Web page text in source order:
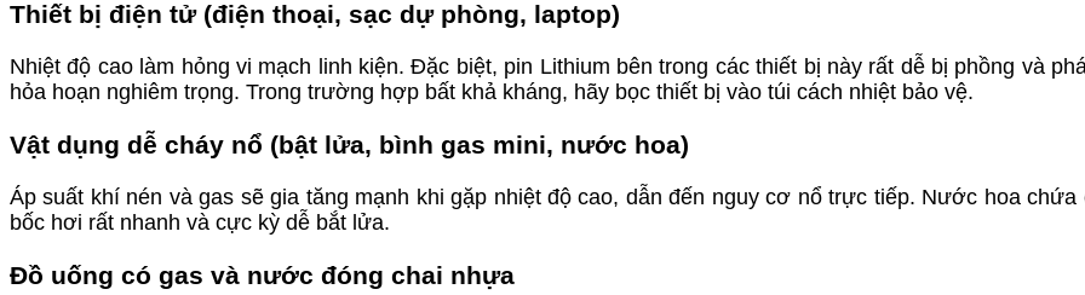
Thiết bị điện tử (điện thoại, sạc dự phòng, laptop)
Nhiệt độ cao làm hỏng vi mạch linh kiện. Đặc biệt, pin Lithium bên trong các thiết bị này rất dễ bị phồng và
hỏa hoạn nghiêm trọng. Trong trường hợp bất khả kháng, hãy bọc thiết bị vào túi cách nhiệt bảo vệ.
Vật dụng dễ cháy nổ (bật lửa, bình gas mini, nước hoa)
Áp suất khí nén và gas sẽ gia tăng mạnh khi gặp nhiệt độ cao, dẫn đến nguy cơ nổ trực tiếp. Nước hoa chứa
bốc hơi rất nhanh và cực kỳ dễ bắt lửa.
Đồ uống có gas và nước đóng chai nhựa